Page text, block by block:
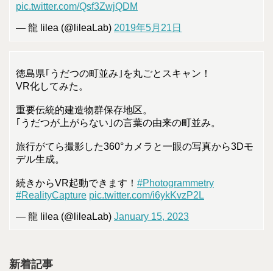
pic.twitter.com/Qsf3ZwjQDM
— 龍 lilea (@lileaLab) 2019年5月21日
徳島県｢うだつの町並み｣を丸ごとスキャン！
VR化してみた。
重要伝統的建造物群保存地区。
｢うだつが上がらない｣の言葉の由来の町並み。
旅行がてら撮影した360°カメラと一眼の写真から3Dモ
デル生成。
続きからVR起動できます！ #Photogrammetry
#RealityCapture pic.twitter.com/i6ykKvzP2L
— 龍 lilea (@lileaLab) January 15, 2023
新着記事